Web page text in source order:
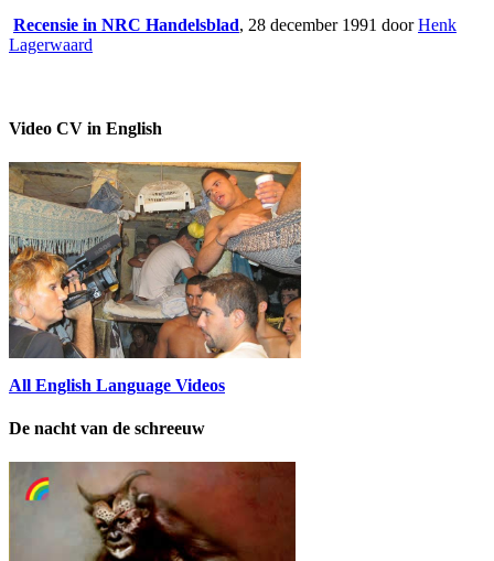
Recensie in NRC Handelsblad, 28 december 1991 doorHenk
Lagerwaard
Video CV in English
All English Language Videos
De nacht van de schreeuw